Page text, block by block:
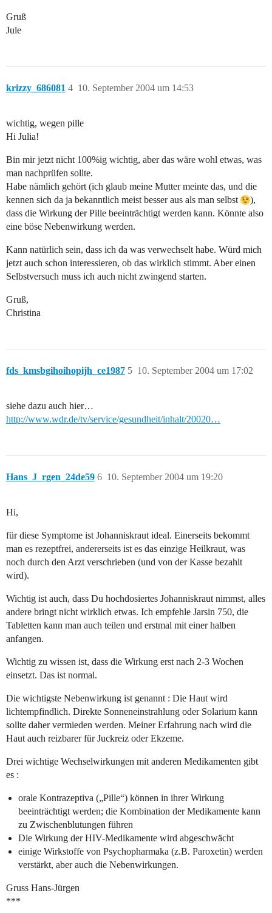
Gruß
Jule
krizzy_686081 10. September 2004 um 14:53
4
wichtig, wegen pille
Hi Julia!
Bin mir jetzt nicht 100%ig wichtig, aber das wäre wohl etwas, was
man nachprüfen sollte.
Habe nämlich gehört (ich glaub meine Mutter meinte das, und die
kennen sich da ja bekanntlich meist besser aus als man selbst
),
dass die Wirkung der Pille beeinträchtigt werden kann. Könnte also
eine böse Nebenwirkung werden.
Kann natürlich sein, dass ich da was verwechselt habe. Würd mich
jetzt auch schon interessieren, ob das wirklich stimmt. Aber einen
Selbstversuch muss ich auch nicht zwingend starten.
Gruß,
Christina
fds_kmsbgihoihopijh_ce1987 10. September 2004 um 17:02
5
siehe dazu auch hier…
http://www.wdr.de/tv/service/gesundheit/inhalt/20020…
Hans_J_rgen_24de59 10. September 2004 um 19:20
6
Hi,
für diese Symptome ist Johanniskraut ideal. Einerseits bekommt
man es rezeptfrei, andererseits ist es das einzige Heilkraut, was
noch durch den Arzt verschrieben (und von der Kasse bezahlt
wird).
Wichtig ist auch, dass Du hochdosiertes Johanniskraut nimmst, alles
andere bringt nicht wirklich etwas. Ich empfehle Jarsin 750, die
Tabletten kann man auch teilen und erstmal mit einer halben
anfangen.
Wichtig zu wissen ist, dass die Wirkung erst nach 2-3 Wochen
einsetzt. Das ist normal.
Die wichtigste Nebenwirkung ist genannt : Die Haut wird
lichtempfindlich. Direkte Sonneneinstrahlung oder Solarium kann
sollte daher vermieden werden. Meiner Erfahrung nach wird die
Haut auch reizbarer für Juckreiz oder Ekzeme.
Drei wichtige Wechselwirkungen mit anderen Medikamenten gibt
es :
orale Kontrazeptiva („Pille“) können in ihrer Wirkung
beeinträchtigt werden; die Kombination der Medikamente kann
zu Zwischenblutungen führen
Die Wirkung der HIV-Medikamente wird abgeschwächt
einige Wirkstoffe von Psychopharmaka (z.B. Paroxetin) werden
verstärkt, aber auch die Nebenwirkungen.
Gruss Hans-Jürgen
***